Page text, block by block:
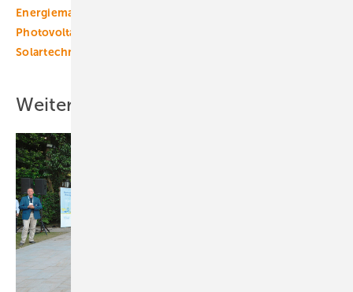
Energiemarkt
Photovoltaik
Solartechnik
Weitere Inhalte